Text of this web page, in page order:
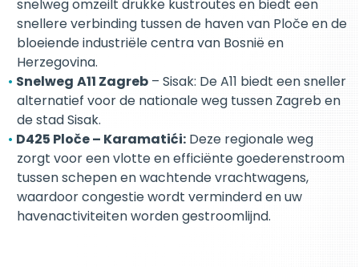
snelweg omzeilt drukke kustroutes en biedt een
snellere verbinding tussen de haven van Ploče en de
bloeiende industriële centra van Bosnië en
Herzegovina.
Snelweg A11 Zagreb– Sisak: De A11 biedt een sneller
alternatief voor de nationale weg tussen Zagreb en
de stad Sisak.
D425 Ploče – Karamatići:Deze regionale weg
zorgt voor een vlotte en efficiënte goederenstroom
tussen schepen en wachtende vrachtwagens,
waardoor congestie wordt verminderd en uw
havenactiviteiten worden gestroomlijnd.